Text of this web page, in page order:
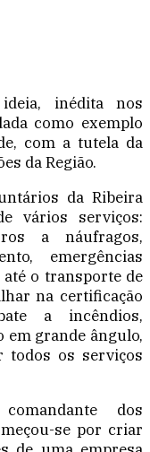
inédita nos
como exemplo
com a tutela da
da Região.
da Ribeira
vários serviços:
a náufragos,
emergências
o transporte de
na certificação
a incêndios,
em grande ângulo,
todos os serviços
dos
se por criar